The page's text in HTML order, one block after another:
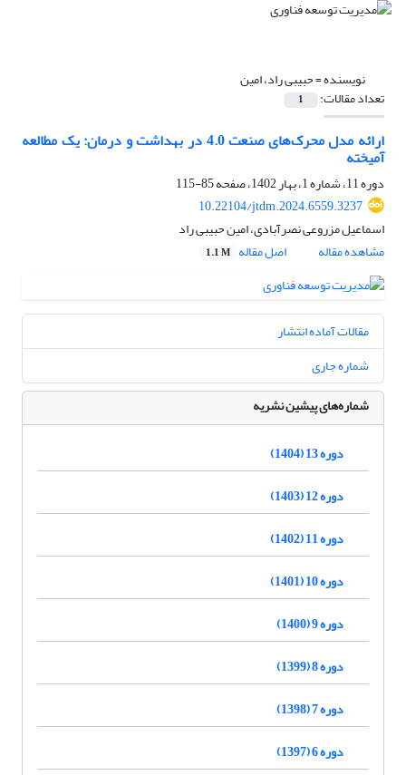
نویسنده =حبیبی راد، امین
تعداد مقالات: 1
ارائه مدل محرک‌های صنعت 4.0 در بهداشت و درمان: یک مطالعه
آمیخته
دوره 11، شماره 1، بهار 1402، صفحه
85-115
10.22104/jtdm.2024.6559.3237
اسماعیل مزروعی نصرآبادی، امین حبیبی راد
مشاهده مقاله
اصل مقاله 1.1 M
مقالات آماده انتشار
شماره جاری
شماره‌های پیشین نشریه
دوره 13 (1404)
دوره 12 (1403)
دوره 11 (1402)
دوره 10 (1401)
دوره 9 (1400)
دوره 8 (1399)
دوره 7 (1398)
دوره 6 (1397)